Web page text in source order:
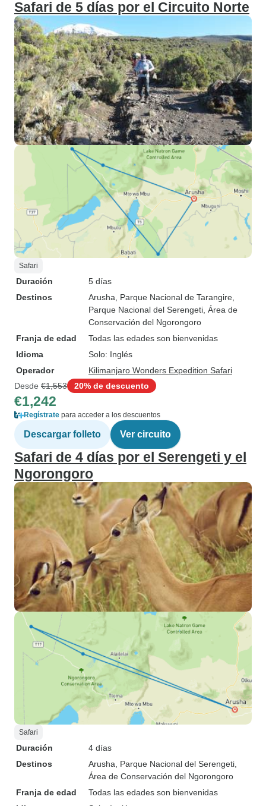
Safari de 5 días por el Circuito Norte
Safari
Duración
5 días
Destinos
Arusha , Parque Nacional de Tarangire
Parque Nacional del Serengeti , Área de
Conservación del Ngorongoro
Franja de edad
Todas las edades son bienvenidas
Idioma
Solo: Inglés
Operador
Kilimanjaro Wonders Expedition Safari
Desde €1,553 20% de descuento
€1,242
Regístrate para acceder a los descuentos
Descargar folleto Ver circuito
Safari de 4 días por el Serengeti y el
Ngorongoro
Safari
Duración
4 días
Destinos
Arusha , Parque Nacional del Serengeti
Área de Conservación del Ngorongoro
Franja de edad
Todas las edades son bienvenidas